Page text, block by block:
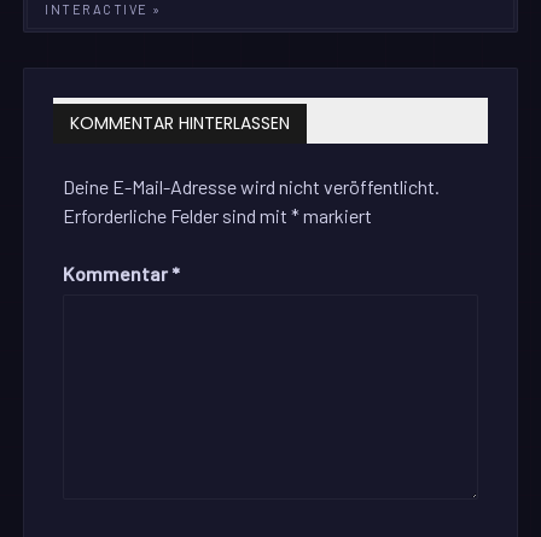
INTERACTIVE »
KOMMENTAR HINTERLASSEN
Deine E-Mail-Adresse wird nicht veröffentlicht.
Erforderliche Felder sind mit*markiert
Kommentar *